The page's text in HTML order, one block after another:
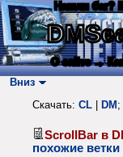
Нашли баг?
О сайте →
Вниз
Скачать: CL DM ;
ScrollBar в
похожие ветки